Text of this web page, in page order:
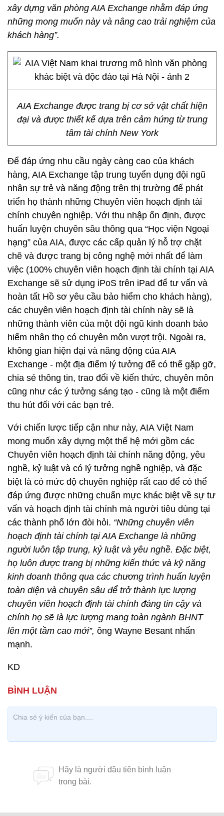
xây dựng văn phòng AIA Exchange nhằm đáp ứng
những mong muốn này và nâng cao trải nghiệm của
khách hàng”.
AIA Exchange được trang bị cơ sở vật chất hiện
đại và được thiết kế dựa trên cảm hứng từ trung
tâm tài chính New York
Để đáp ứng nhu cầu ngày càng cao của khách
hàng, AIA Exchange tập trung tuyển dụng đội ngũ
nhân sự trẻ và năng động trên thị trường để phát
triển họ thành những Chuyên viên hoạch định tài
chính chuyên nghiệp. Với thu nhập ổn định, được
huấn luyện chuyên sâu thông qua “Học viện Ngoại
hạng” của AIA, được các cấp quản lý hỗ trợ chặt
chẽ và được trang bị công nghệ mới nhất để làm
việc (100% chuyên viên hoạch định tài chính tại AIA
Exchange sẽ sử dụng iPoS trên iPad để tư vấn và
hoàn tất Hồ sơ yêu cầu bảo hiểm cho khách hàng),
các chuyên viên hoạch định tài chính này sẽ là
những thành viên của một đội ngũ kinh doanh bảo
hiểm nhân thọ có chuyên môn vượt trội. Ngoài ra,
không gian hiện đại và năng động của AIA
Exchange - một địa điểm lý tưởng để có thể gặp gỡ,
chia sẻ thông tin, trao đổi về kiến thức, chuyên môn
cũng như các ý tưởng sáng tạo - cũng là một điểm
thu hút đối với các bạn trẻ.
Với chiến lược tiếp cận như này, AIA Việt Nam
mong muốn xây dựng một thế hệ mới gồm các
Chuyên viên hoạch định tài chính năng động, yêu
nghề, kỷ luật và có lý tưởng nghề nghiệp, và đặc
biệt là có mức độ chuyên nghiệp rất cao để có thể
đáp ứng được những chuẩn mực khác biệt về sự tư
vấn và hoạch định tài chính mà người tiêu dùng tại
các thành phố lớn đòi hỏi. “Những chuyên viên
hoạch định tài chính tại AIA Exchange là những
người luôn tập trung, kỷ luật và yêu nghề. Đặc biệt,
họ luôn được trang bị những kiến thức và kỹ năng
kinh doanh thông qua các chương trình huấn luyện
toàn diện và chuyên sâu để trở thành lực lượng
chuyên viên hoạch định tài chính đáng tin cậy và
chính họ sẽ là lực lượng mang toàn ngành BHNT
lên một tầm cao mới”, ông Wayne Besant nhấn
mạnh.
KD